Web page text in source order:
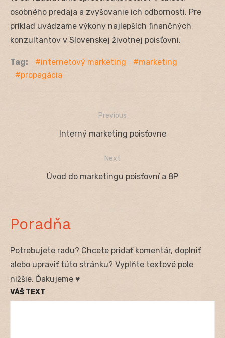
osobného predaja a zvyšovanie ich odbornosti. Pre
príklad uvádzame výkony najlepších finančných
konzultantov v Slovenskej životnej poisťovni.
Tag: internetový marketing
marketing
propagácia
Navigácia
Previous
Previous
Interný marketing poisťovne
Next
Next
Úvod do marketingu poisťovní a 8P
Poradňa
Potrebujete radu? Chcete pridať komentár, doplniť
alebo upraviť túto stránku? Vyplňte textové pole
nižšie. Ďakujeme ♥
VÁŠ TEXT